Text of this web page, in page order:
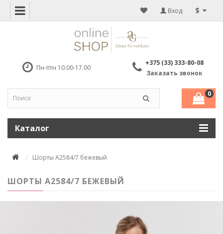
$
Вход
Пн-птн 10.00-17.00
+375 (33) 333-80-08
Заказать звонок
0
Каталог
Шорты А2584/7 бежевый
ШОРТЫ А2584/7 БЕЖЕВЫЙ